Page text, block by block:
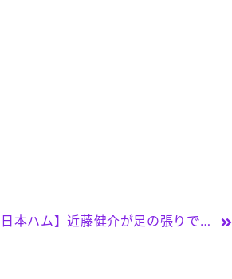
本ハム】近藤健介が足の張りで途中交代 ７回の左翼守備ではダイビングキャッチ見せる – プロ野球 – ニッカンスポーツ